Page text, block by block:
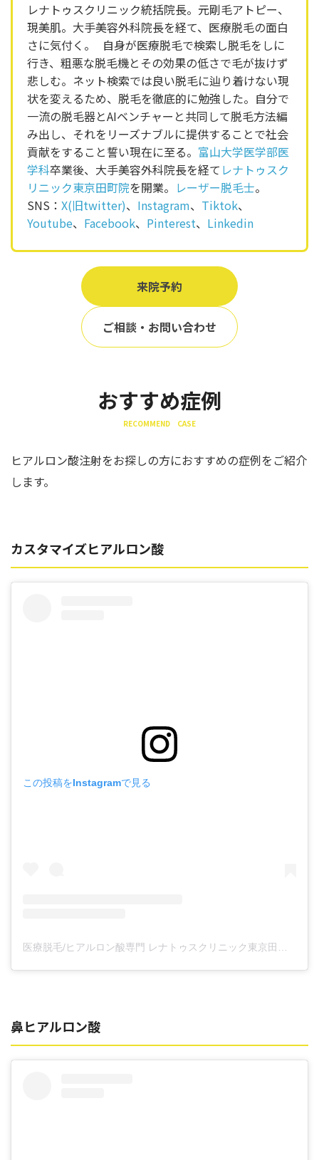
レナトゥスクリニック統括院長。元剛毛アトピー、
現美肌。大手美容外科院長を経て、医療脱毛の面白
さに気付く。 自身が医療脱毛で検索し脱毛をしに
行き、粗悪な脱毛機とその効果の低さで毛が抜けず
悲しむ。ネット検索では良い脱毛に辿り着けない現
状を変えるため、脱毛を徹底的に勉強した。自分で
一流の脱毛器とAIベンチャーと共同して脱毛方法編
み出し、それをリーズナブルに提供することで社会
貢献をすること誓い現在に至る。 富山大学医学部医
学科卒業後、大手美容外科院長を経て レナトゥスク
リニック東京田町院を開業。 レーザー脱毛士。
SNS： X(旧twitter)、 Instagram、 Tiktok、
Youtube、 Facebook、 Pinterest、 Linkedin
来院予約
ご相談・お問い合わせ
おすすめ症例
RECOMMEND CASE
ヒアルロン酸注射をお探しの方におすすめの症例をご紹介
します。
カスタマイズヒアルロン酸
この投稿をInstagramで見る
鼻ヒアルロン酸